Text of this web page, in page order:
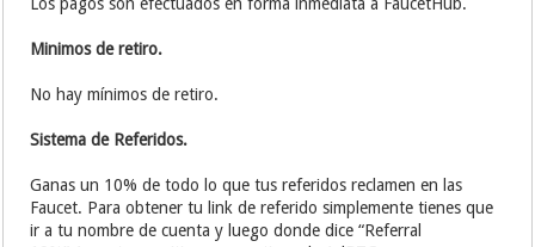
Minimos de retiro.
No hay mínimos de retiro.
Sistema de Referidos.
Ganas un 10% de todo lo que tus referidos reclamen en las
Faucet. Para obtener tu link de referido simplemente tienes que
ir a tu nombre de cuenta y luego donde dice “Referral